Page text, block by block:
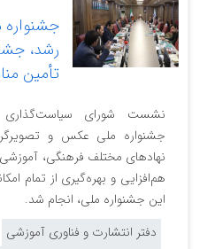
رشد،
تأمین
نشست شورای سیاست‌گذاری
جشنواره ملی عکس و
نهادهای مختلف فرهنگی، آموزشی
هم‌افزایی و بهره‌گیری از تمام
این جشنواره ملی، انجام شد.
دفتر انتشارت و فناوری آموزشی